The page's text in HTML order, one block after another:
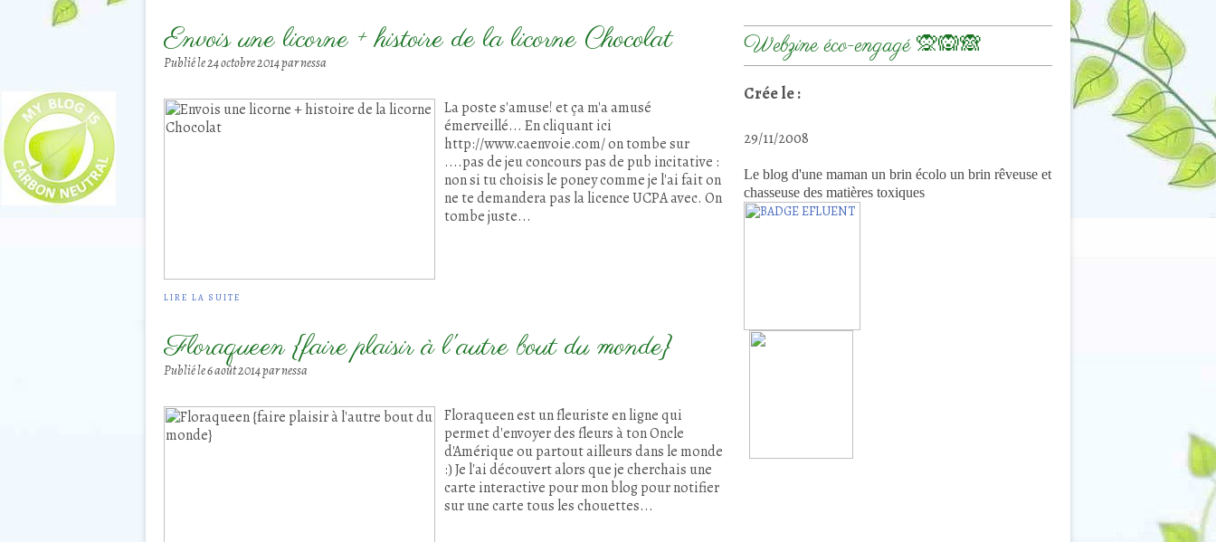
Envois une licorne + histoire de la licorne Chocolat
Publié le24 octobre 2014par nessa
La poste s'amuse! et ça m'a amusé
émerveillé... En cliquant ici
http://www.caenvoie.com/ on tombe sur
....pas de jeu concours pas de pub incitative :
non si tu choisis le poney comme je l'ai fait on
ne te demandera pas la licence UCPA avec. On
tombe juste...
LIRE LA SUITE
Floraqueen {faire plaisir à l'autre bout du monde}
Publié le6 août 2014par nessa
Floraqueen est un fleuriste en ligne qui
permet d'envoyer des fleurs à ton Oncle
d'Amérique ou partout ailleurs dans le monde
:) Je l'ai découvert alors que je cherchais une
carte interactive pour mon blog pour notifier
sur une carte tous les chouettes...
Webzine éco-engagé 🙊🙉🙈
Crée le :
29/11/2008
Le blog d'une maman un brin écolo un brin rêveuse et
chasseuse des matières toxiques